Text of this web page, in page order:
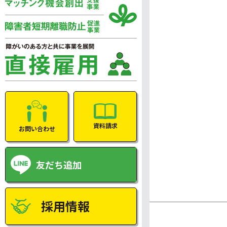
お問い合わせ 資料請求
友だち追加
採用情報